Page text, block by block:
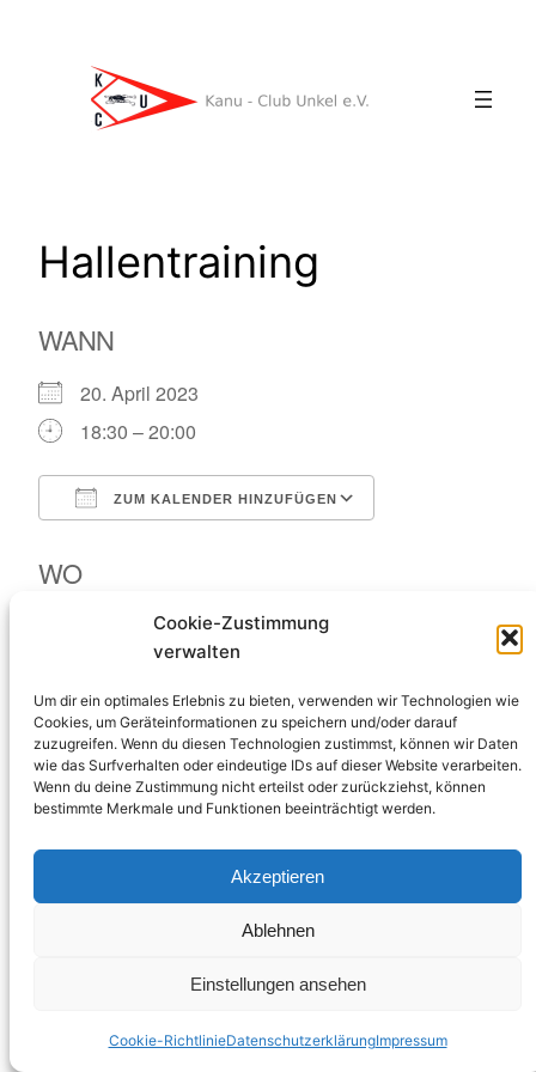
Cookie-Zustimmung
verwalten
Um dir ein optimales Erlebnis zu bieten, verwenden wir Technologien wie
Cookies, um Geräteinformationen zu speichern und/oder darauf
zuzugreifen. Wenn du diesen Technologien zustimmst, können wir Daten
wie das Surfverhalten oder eindeutige IDs auf dieser Website verarbeiten.
Wenn du deine Zustimmung nicht erteilst oder zurückziehst, können
bestimmte Merkmale und Funktionen beeinträchtigt werden.
Akzeptieren
Ablehnen
Einstellungen ansehen
Cookie-RichtlinieDatenschutzerklärungImpressum
Hallentraining
WANN
20. April 2023
18:30 – 20:00
ZUM KALENDER HINZUFÜGEN
WO
Sporthalle Am Sonnenberg
Schulstraße 6, Unkel, 53572
VERANSTALTUNGSTYP
Training
Kanu – Club Unkel e.V.